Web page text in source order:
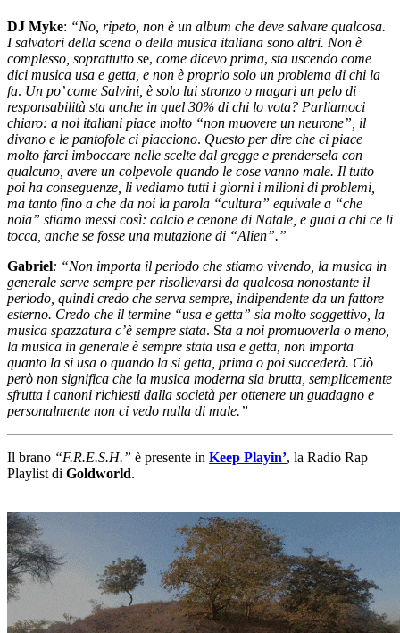
DJ Myke: “No, ripeto, non è un album che deve salvare qualcosa.
I salvatori della scena o della musica italiana sono altri. Non è
complesso, soprattutto se, come dicevo prima, sta uscendo come
dici musica usa e getta, e non è proprio solo un problema di chi la
fa. Un po’ come Salvini, è solo lui stronzo o magari un pelo di
responsabilità sta anche in quel 30% di chi lo vota? Parliamoci
chiaro: a noi italiani piace molto “non muovere un neurone”, il
divano e le pantofole ci piacciono. Questo per dire che ci piace
molto farci imboccare nelle scelte dal gregge e prendersela con
qualcuno, avere un colpevole quando le cose vanno male. Il tutto
poi ha conseguenze, li vediamo tutti i giorni i milioni di problemi,
ma tanto fino a che da noi la parola “cultura” equivale a “che
noia” stiamo messi così: calcio e cenone di Natale, e guai a chi ce li
tocca, anche se fosse una mutazione di “Alien”.”
Gabriel: “Non importa il periodo che stiamo vivendo, la musica in
generale serve sempre per risollevarsi da qualcosa nonostante il
periodo, quindi credo che serva sempre, indipendente da un fattore
esterno. Credo che il termine “usa e getta” sia molto soggettivo, la
musica spazzatura c’è sempre stata. Sta a noi promuoverla o meno,
la musica in generale è sempre stata usa e getta, non importa
quanto la si usa o quando la si getta, prima o poi succederà. Ciò
però non significa che la musica moderna sia brutta, semplicemente
sfrutta i canoni richiesti dalla società per ottenere un guadagno e
personalmente non ci vedo nulla di male.”
Il brano “F.R.E.S.H.” è presente in Keep Playin’, la Radio Rap
Playlist di Goldworld.